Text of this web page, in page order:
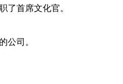
首席文化官。
公司。